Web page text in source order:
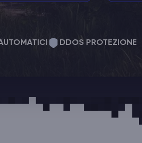
DDOS PROTEZIONE